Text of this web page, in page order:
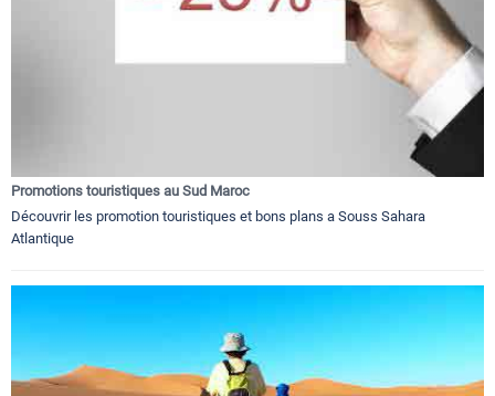
Promotions touristiques au Sud Maroc
Découvrir les promotion touristiques et bons plans a Souss Sahara
Atlantique